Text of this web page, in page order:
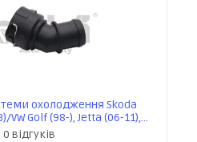
охолодження Skoda
VW Golf (98-), Jetta (06-11),
Polo (02-10) (11220118801)
0 відгуків